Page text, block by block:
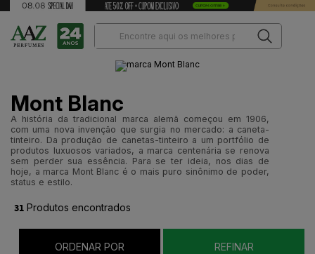
Mont Blanc
A história da tradicional marca alemã começou em 1906,
com uma nova invenção que surgia no mercado: a caneta-
tinteiro. Da produção de canetas-tinteiro a um portfólio de
produtos luxuosos variados, a marca centenária se renova
sem perder sua essência. Para se ter ideia, nos dias de
hoje, a marca Mont Blanc é o mais puro sinônimo de poder,
status e estilo.
31 Produtos encontrados
ORDENAR POR REFINAR